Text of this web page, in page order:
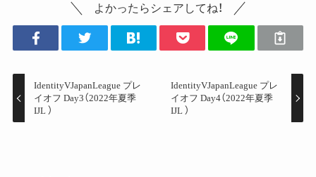
よかったらシェアしてね！
IdentityVJapanLeague プレ
イオフ Day3（2022年夏季
IJL ）
IdentityVJapanLeague プレ
イオフ Day4（2022年夏季
IJL ）